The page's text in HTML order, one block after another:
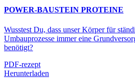
POWER-BAUSTEIN PROTEINE
Wusstest Du, dass unser Körper für
Umbauprozesse immer eine
benötigt?
PDF-rezept
Herunterladen